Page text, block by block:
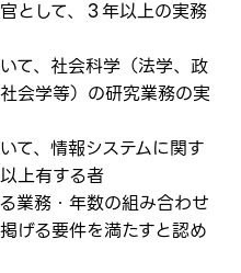
として、３年以上の実務
て、社会科学（法学、政
会学等）の研究業務の実
て、情報システムに関す
上有する者
業務・年数の組み合わせ
げる要件を満たすと認め